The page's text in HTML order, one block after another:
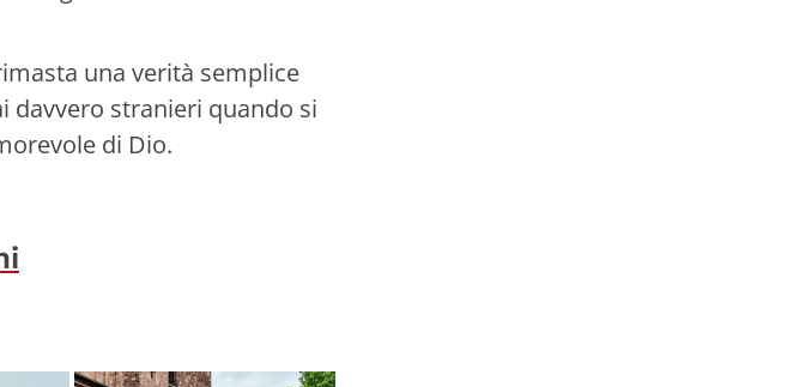
una verità semplice
davvero stranieri quando si
di Dio.